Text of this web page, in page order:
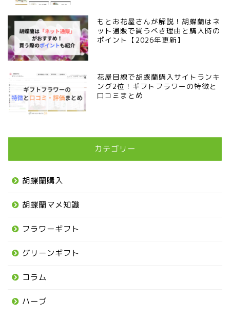
もとお花屋さんが解説！胡蝶蘭はネ
ット通販で買うべき理由と購入時の
ポイント【2026年更新】
花屋目線で胡蝶蘭購入サイトランキ
ング2位！ギフトフラワーの特徴と
口コミまとめ
カテゴリー
胡蝶蘭購入
胡蝶蘭マメ知識
フラワーギフト
グリーンギフト
コラム
ハーブ